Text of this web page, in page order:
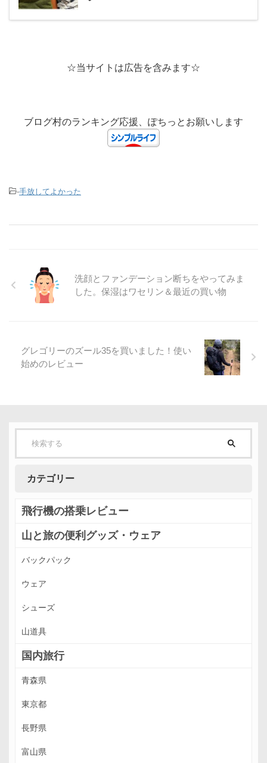
☆当サイトは広告を含みます☆
ブログ村のランキング応援、ぽちっとお願いします
-手放してよかった
洗顔とファンデーション断ちをやってみま
した。保湿はワセリン＆最近の買い物
グレゴリーのズール35を買いました！使い
始めのレビュー
カテゴリー
飛行機の搭乗レビュー
山と旅の便利グッズ・ウェア
バックパック
ウェア
シューズ
山道具
国内旅行
青森県
東京都
長野県
富山県